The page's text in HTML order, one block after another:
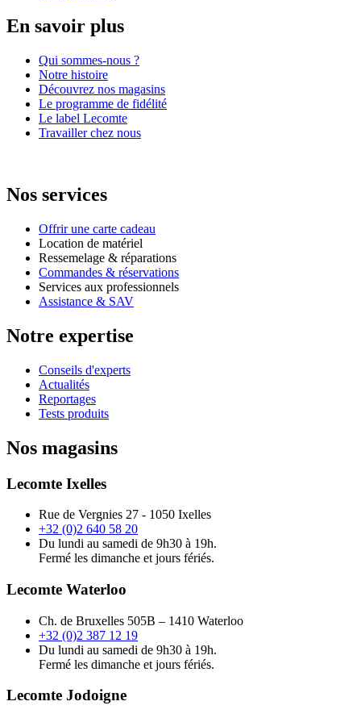
En savoir plus
Qui sommes-nous ?
Notre histoire
Découvrez nos magasins
Le programme de fidélité
Le label Lecomte
Travailler chez nous
Nos services
Offrir une carte cadeau
Location de matériel
Ressemelage & réparations
Commandes & réservations
Services aux professionnels
Assistance & SAV
Notre expertise
Conseils d'experts
Actualités
Reportages
Tests produits
Nos magasins
Lecomte Ixelles
Rue de Vergnies 27 - 1050 Ixelles
+32 (0)2 640 58 20
Du lundi au samedi de 9h30 à 19h.
Fermé les dimanche et jours fériés.
Lecomte Waterloo
Ch. de Bruxelles 505B – 1410 Waterloo
+32 (0)2 387 12 19
Du lundi au samedi de 9h30 à 19h.
Fermé les dimanche et jours fériés.
Lecomte Jodoigne